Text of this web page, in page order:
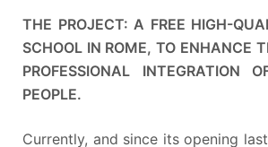
THE PROJECT: A FREE HIGH-
SCHOOL IN ROME, TO ENHANCE
PROFESSIONAL INTEGRATION
PEOPLE.
Currently, and since its opening